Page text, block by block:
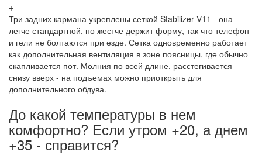
+
Три задних кармана укреплены сеткой Stabilizer V11 - она
легче стандартной, но жестче держит форму, так что телефон
и гели не болтаются при езде. Сетка одновременно работает
как дополнительная вентиляция в зоне поясницы, где обычно
скапливается пот. Молния по всей длине, расстегивается
снизу вверх - на подъемах можно приоткрыть для
дополнительного обдува.
До какой температуры в нем
комфортно? Если утром +20, а днем
+35 - справится?